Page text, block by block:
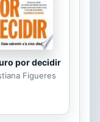
por decidir
Figueres